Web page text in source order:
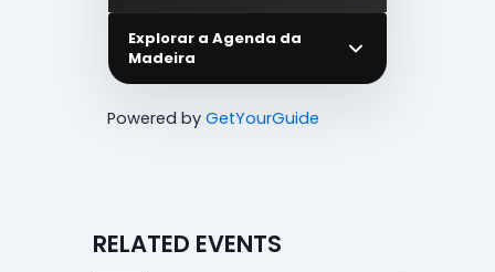
Explorar a Agenda da
Madeira
Powered by GetYourGuide
RELATED EVENTS